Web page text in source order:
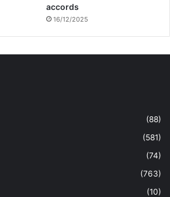
accords
16/12/2025
(88)
(581)
(74)
(763)
(10)